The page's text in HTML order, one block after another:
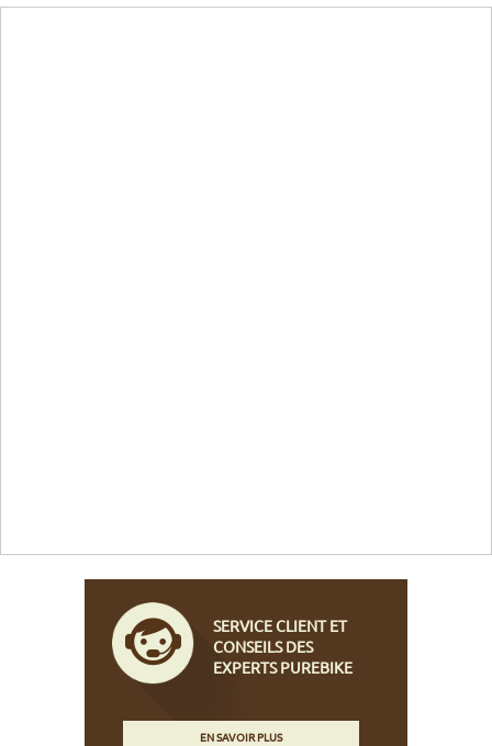
SERVICE CLIENT ET
CONSEILS DES
EXPERTS PUREBIKE
EN SAVOIR PLUS